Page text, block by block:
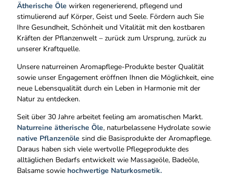
Ätherische Öle wirken regenerierend, pflegend und
stimulierend auf Körper, Geist und Seele. Fördern auch Sie
Ihre Gesundheit, Schönheit und Vitalität mit den kostbaren
Kräften der Pflanzenwelt – zurück zum Ursprung, zurück zu
unserer Kraftquelle.
Unsere naturreinen Aromapflege-Produkte bester Qualität
sowie unser Engagement eröffnen Ihnen die Möglichkeit, eine
neue Lebensqualität durch ein Leben in Harmonie mit der
Natur zu entdecken.
Seit über 30 Jahre arbeitet feeling am aromatischen Markt.
Naturreine ätherische Öle, naturbelassene Hydrolate sowie
native Pflanzenöle sind die Basisprodukte der Aromapflege.
Daraus haben sich viele wertvolle Pflegeprodukte des
alltäglichen Bedarfs entwickelt wie Massageöle, Badeöle,
Balsame sowie hochwertige Naturkosmetik.